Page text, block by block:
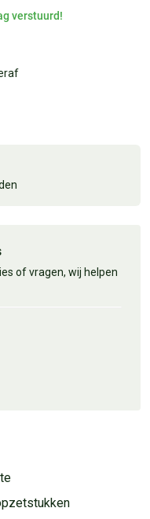
verstuurd!
of vragen, wij helpen